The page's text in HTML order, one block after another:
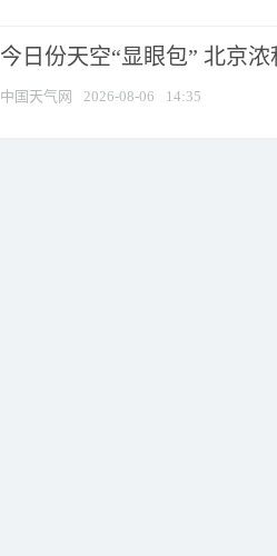
今日份天空“显眼包” 北京
中国天气网 2026-08-06 14:35